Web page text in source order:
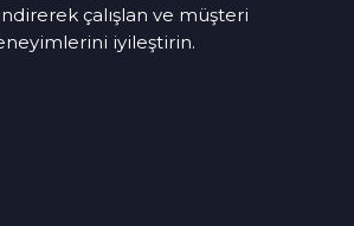
çalışlan ve müşteri
iyileştirin.